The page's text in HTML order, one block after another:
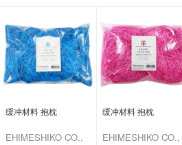
缓冲材料 抱枕
EHIMESHIKO CO.,
缓冲材料 抱枕
EHIMESHIKO CO.,